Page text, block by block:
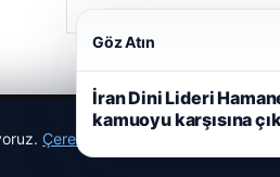
Çerez Politikamız
Göz Atın
İran Dini Lideri
kamuoyu karşısına